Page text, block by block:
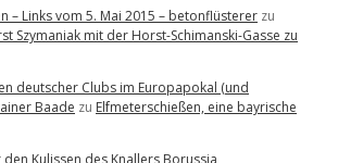
– Links vom 5. Mai 2015 – betonflüsterer zu
Szymaniak mit der Horst-Schimanski-Gasse zu
deutscher Clubs im Europapokal (und
Baade zu Elfmeterschießen, eine bayrische
den Kulissen des Knallers Borussia